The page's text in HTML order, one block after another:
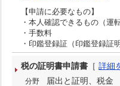
【申請に必要なもの】
・本人確認できるもの（運
・手数料
・印鑑登録証（印鑑登録証
税の証明書申請書 ［詳細
分野
届出と証明、税金